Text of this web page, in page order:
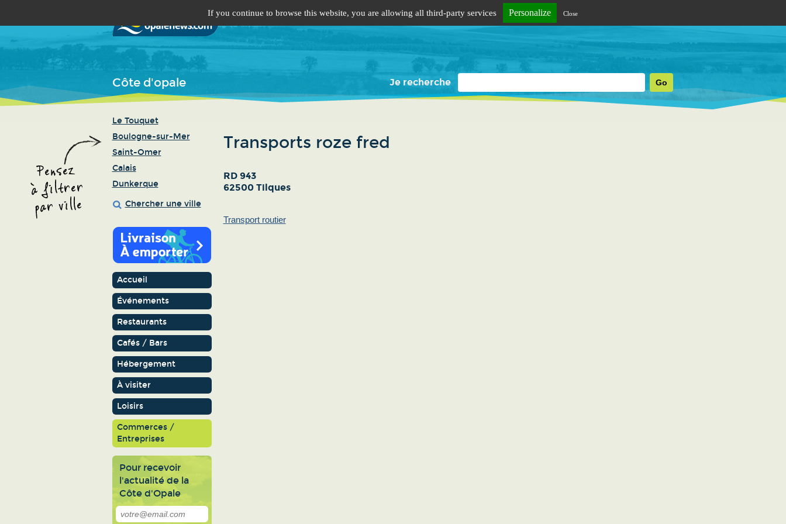
Côte d'opale Je recherche
Le Touquet
Boulogne-sur-Mer
Saint-Omer
Calais
Dunkerque
Chercher une ville
Accueil
Événements
Restaurants
Cafés / Bars
Hébergement
À visiter
Loisirs
Commerces /
Entreprises
Pour recevoir
l'actualité de la
Côte d'Opale
Transports roze fred
RD 943
62500 Tilques
Transport routier
If you continue to browse this website, you are allowing all third-party services Personalize Close